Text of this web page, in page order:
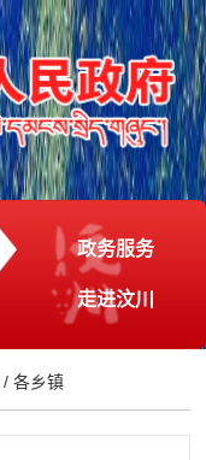
政务服务
走进汶川
/各乡镇